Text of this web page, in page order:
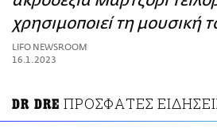
ΑΜΠΑ
PRINT
χρησιμοποιεί τη μουσική
LIFO NEWSROOM
16.1.2023
DR DRE ΠΡΟΣΦΑΤΕΣ